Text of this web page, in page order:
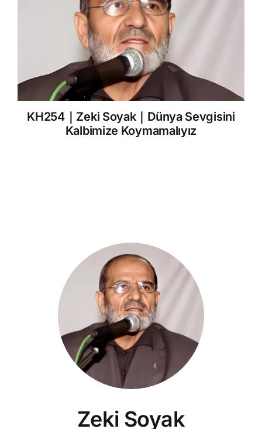
KH254｜Zeki Soyak｜Dünya Sevgisini
Kalbimize Koymamalıyız
Zeki Soyak